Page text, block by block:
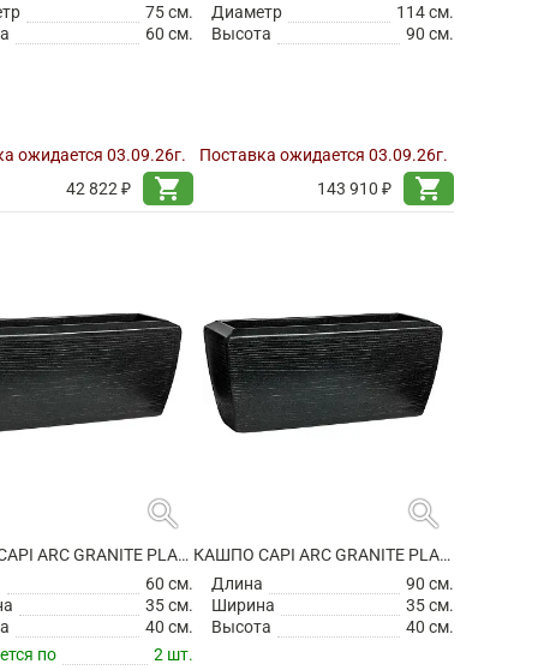
75 см.
60 см.
ожидается 03.09.26г.
42 822 ₽
shopping_cart
Диаметр
114 см.
Высота
90 см.
Поставка ожидается 03.09.26г.
143 910 ₽
shopping_cart
search
КАШПО CAPI ARC GRANITE PLANTER RECTANGLE BLACK
60 см.
35 см.
40 см.
по
2 шт.
search
КАШПО CAPI ARC GRANITE PLANTER RECTANGLE BLACK
Длина
90 см.
Ширина
35 см.
Высота
40 см.